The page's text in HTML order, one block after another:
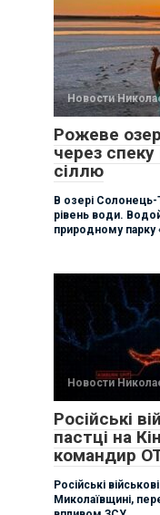
Новости
Рожеве
через спеку
сіллю
В озері Солонець-
рівень води.
природному
Новости
Російські
пастці на
командир
Російські
Миколаївщині,